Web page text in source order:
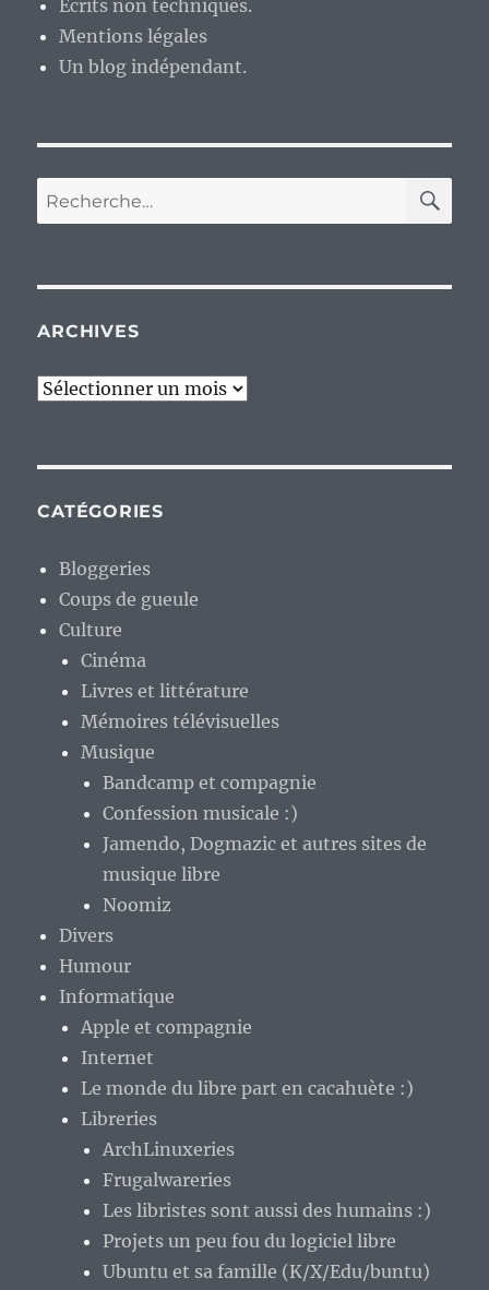
Ecrits non techniques.
Mentions légales
Un blog indépendant.
Recherche
pour :
ARCHIVES
Archives
CATÉGORIES
Bloggeries
Coups de gueule
Culture
Cinéma
Livres et littérature
Mémoires télévisuelles
Musique
Bandcamp et compagnie
Confession musicale :)
Jamendo, Dogmazic et autres sites de
musique libre
Noomiz
Divers
Humour
Informatique
Apple et compagnie
Internet
Le monde du libre part en cacahuète :)
Libreries
ArchLinuxeries
Frugalwareries
Les libristes sont aussi des humains :)
Projets un peu fou du logiciel libre
Ubuntu et sa famille (K/X/Edu/buntu)